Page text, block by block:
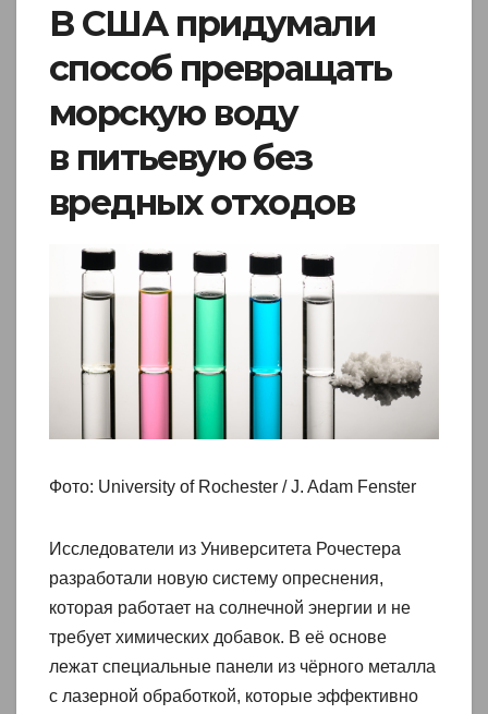
В США придумали
способ превращать
морскую воду
в питьевую без
вредных отходов
Фото: University of Rochester / J. Adam Fenster
Исследователи из Университета Рочестера
разработали новую систему опреснения,
которая работает на солнечной энергии и не
требует химических добавок. В её основе
лежат специальные панели из чёрного металла
с лазерной обработкой, которые эффективно